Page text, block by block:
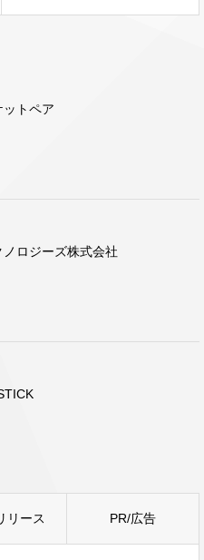
トペア
ノロジーズ株式会社
リース PR/広告